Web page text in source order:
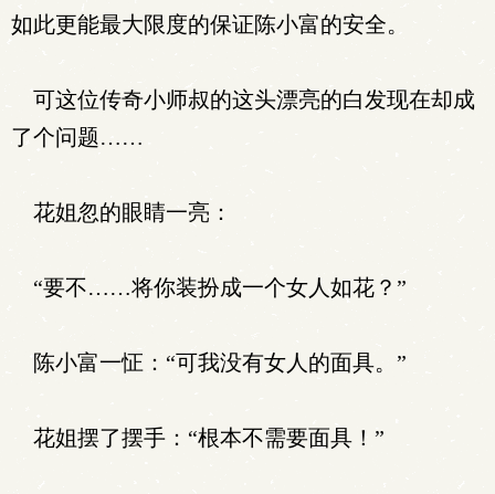
如此更能最大限度的保证陈小富的安全。
可这位传奇小师叔的这头漂亮的白发现在却成
了个问题……
花姐忽的眼睛一亮：
“要不……将你装扮成一个女人如花？”
陈小富一怔：“可我没有女人的面具。”
花姐摆了摆手：“根本不需要面具！”